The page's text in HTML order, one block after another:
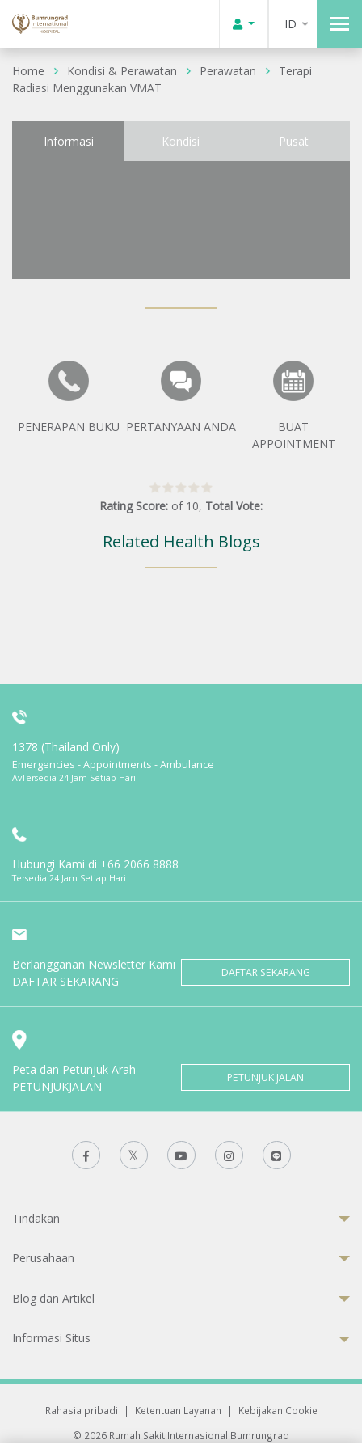
ID
Home Kondisi & Perawatan Perawatan
Terapi
Radiasi Menggunakan VMAT
Informasi Kondisi Pusat
PENERAPAN BUKU PERTANYAAN ANDA
BUAT
APPOINTMENT
Rating Score: of 10, Total Vote:
Related Health Blogs
1378 (Thailand Only)
Emergencies - Appointments - Ambulance
AvTersedia 24 Jam Setiap Hari
Hubungi Kami di +66 2066 8888
Tersedia 24 Jam Setiap Hari
Berlangganan Newsletter Kami
DAFTAR SEKARANG
DAFTAR SEKARANG
Peta dan Petunjuk Arah
PETUNJUKJALAN
PETUNJUK JALAN
Tindakan
Perusahaan
Blog dan Artikel
Informasi Situs
Rahasia pribadi | Ketentuan Layanan |
Kebijakan Cookie
© 2026 Rumah Sakit Internasional Bumrungrad